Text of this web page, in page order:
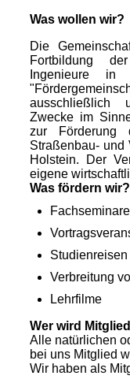
Was wollen wir?
Die
Fortbildung
Ingenieure in
ausschließlich
Zwecke im
zur Förderung
Straßenbau- und
Holstein. Der
eigene
Was fördern wir?
Fachseminare
Studienreisen
Verbreitung
Lehrfilme
Wer wird
Alle natürlichen
bei uns Mitglied
Wir haben als